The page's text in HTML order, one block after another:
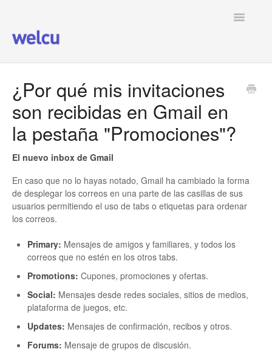
Toggle
¿Por qué mis invitaciones
son recibidas en Gmail en
la pestaña "Promociones"?
El nuevo inbox de Gmail
En caso que no lo hayas notado, Gmail ha cambiado la forma
de desplegar los correos en una parte de las casillas de sus
usuarios permitiendo el uso de tabs o etiquetas para ordenar
los correos.
Primary: Mensajes de amigos y familiares, y todos los
correos que no estén en los otros tabs.
Promotions: Cupones, promociones y ofertas.
Social: Mensajes desde redes sociales, sitios de medios,
plataforma de juegos, etc.
Updates: Mensajes de confirmación, recibos y otros.
Forums: Mensaje de grupos de discusión.